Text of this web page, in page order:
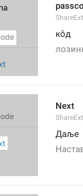
кôд
Next
Даље